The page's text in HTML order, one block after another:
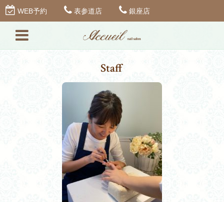
WEB予約 表参道店 銀座店
Staff